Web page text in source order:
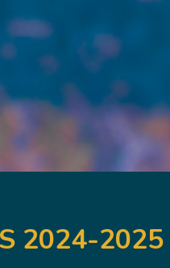
2024-2025